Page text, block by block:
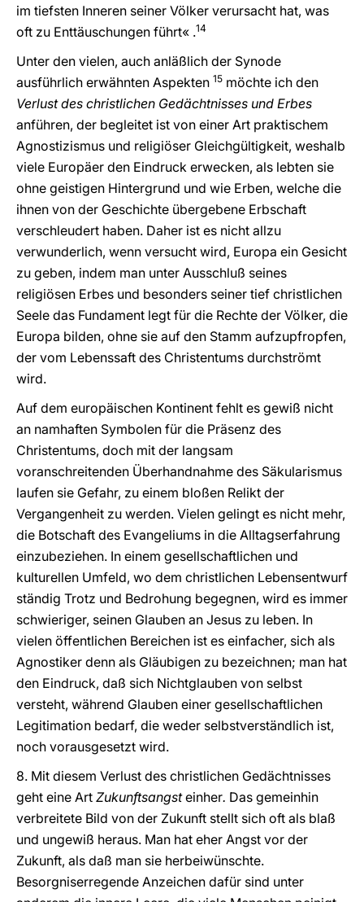
im tiefsten Inneren seiner Völker verursacht hat, was
oft zu Enttäuschungen führt« .14
Unter den vielen, auch anläßlich der Synode
ausführlich erwähnten Aspekten 15 möchte ich den
Verlust des christlichen Gedächtnisses und Erbes
anführen, der begleitet ist von einer Art praktischem
Agnostizismus und religiöser Gleichgültigkeit, weshalb
viele Europäer den Eindruck erwecken, als lebten sie
ohne geistigen Hintergrund und wie Erben, welche die
ihnen von der Geschichte übergebene Erbschaft
verschleudert haben. Daher ist es nicht allzu
verwunderlich, wenn versucht wird, Europa ein Gesicht
zu geben, indem man unter Ausschluß seines
religiösen Erbes und besonders seiner tief christlichen
Seele das Fundament legt für die Rechte der Völker, die
Europa bilden, ohne sie auf den Stamm aufzupfropfen,
der vom Lebenssaft des Christentums durchströmt
wird.
Auf dem europäischen Kontinent fehlt es gewiß nicht
an namhaften Symbolen für die Präsenz des
Christentums, doch mit der langsam
voranschreitenden Überhandnahme des Säkularismus
laufen sie Gefahr, zu einem bloßen Relikt der
Vergangenheit zu werden. Vielen gelingt es nicht mehr,
die Botschaft des Evangeliums in die Alltagserfahrung
einzubeziehen. In einem gesellschaftlichen und
kulturellen Umfeld, wo dem christlichen Lebensentwurf
ständig Trotz und Bedrohung begegnen, wird es immer
schwieriger, seinen Glauben an Jesus zu leben. In
vielen öffentlichen Bereichen ist es einfacher, sich als
Agnostiker denn als Gläubigen zu bezeichnen; man hat
den Eindruck, daß sich Nichtglauben von selbst
versteht, während Glauben einer gesellschaftlichen
Legitimation bedarf, die weder selbstverständlich ist,
noch vorausgesetzt wird.
8. Mit diesem Verlust des christlichen Gedächtnisses
geht eine Art Zukunftsangsteinher. Das gemeinhin
verbreitete Bild von der Zukunft stellt sich oft als blaß
und ungewiß heraus. Man hat eher Angst vor der
Zukunft, als daß man sie herbeiwünschte.
Besorgniserregende Anzeichen dafür sind unter